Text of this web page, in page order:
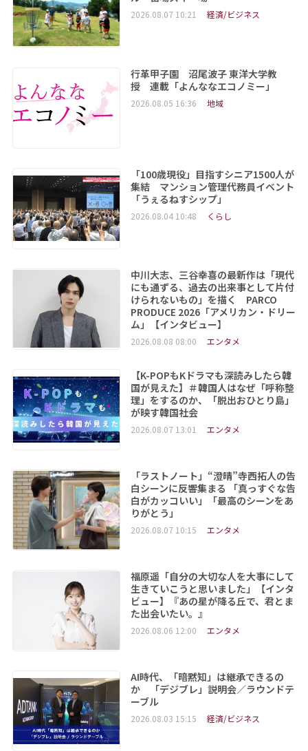
2026.08.07 10:21 経済/ビジネス
行革甲子園 沼尾波子 東洋大学教
授 連載「よんななエコノミー」
2026.08.05 16:36 地域
「100歳現役」目指すシニア1500人が
集結 マンション管理代務員イベント
「うぇるねすシップ」
2026.08.04 10:48 くらし
中川大志、三谷幸喜の最新作は「現代
にも通ずる、過去の出来事として片付
けられないもの」を描く PARCO
PRODUCE 2026「アメリカン・ドリー
ム」【インタビュー】
2026.08.08 08:00 エンタメ
【K-POPもKドラマも深読みしたら韓
国が見えた】＃韓国人はなぜ「呼称整
理」をするのか、「脱出おひとり島」
が映す韓国社会
2026.08.07 13:01 エンタメ
「ラストノート」“澄晴”寺西拓人の告
白シーンに反響集まる 「真っすぐな告
白がカッコいい」「最高のシーンをあ
りがとう」
2026.08.07 10:15 エンタメ
福原遥「自分の大切な人を大事にして
生きていこうと思いました」【インタ
ビュー】『あの星が降る丘で、君とま
た出会いたい。』
2026.08.06 12:00 エンタメ
AI時代、「暗黙知」は継承できるの
か 「デジブレ」説明会／ラウンドテ
ーブル
2026.08.03 15:15 経済/ビジネス